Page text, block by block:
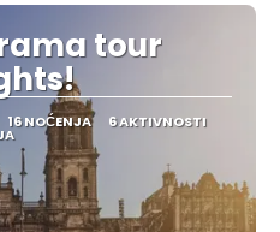
tour
16 NOĆENJA 6 AKTIVNOSTI